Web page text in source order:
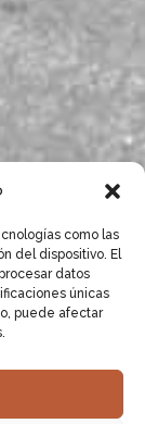
como las
del dispositivo. El
datos
únicas
puede afectar